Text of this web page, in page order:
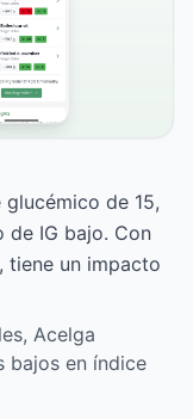
de 15,
de IG bajo. Con
tiene un impacto
Acelga
bajos en índice